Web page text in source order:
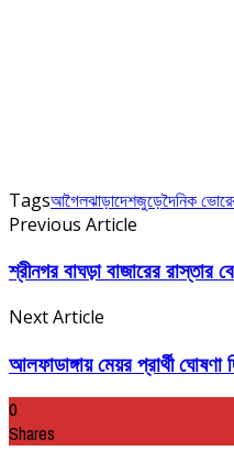
Tagsআগৈলঝাড়াদেশজুড়েদৈনিক
Previous Article
শ্রীনগর বাঘড়া বাজারের রাস্তার
Next Article
আলফাডাঙ্গায় মেয়র প্রার্থী
0
Shares